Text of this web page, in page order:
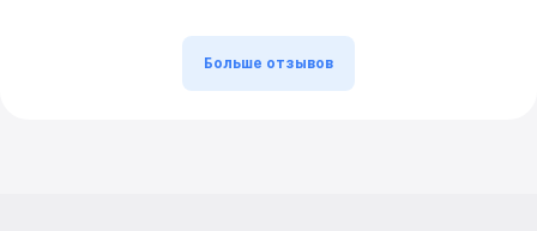
Больше отзывов